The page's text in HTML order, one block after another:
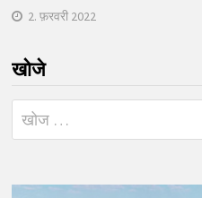
2. फ़रवरी 2022
खोजे
निम्न
को